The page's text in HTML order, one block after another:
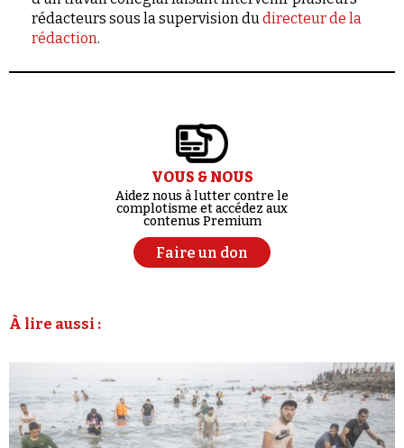
rédacteurs sous la supervision dudirecteur de la
rédaction.
VOUS & NOUS
Aidez nous à lutter contre le
complotisme et accédez aux
contenus Premium
Faire un don
À lire aussi :